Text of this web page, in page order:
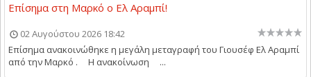
Επίσημα στη Μαρκό ο Ελ Αραμπί!
02 Αυγούστου 2026 18:42
Επίσημα ανακοινώθηκε η μεγάλη μεταγραφή του Γιουσέφ Ελ Αραμπί
από την Μαρκό . Η ανακοίνωση ...